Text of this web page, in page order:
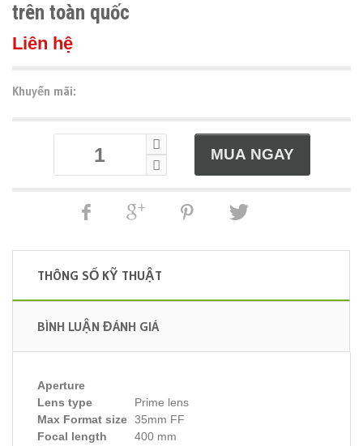
trên toàn quốc
Liên hệ
Khuyến mãi:
THÔNG SỐ KỸ THUẬT
BÌNH LUẬN ĐÁNH GIÁ
Lens type
Prime lens
Max Format size 35mm FF
Focal length
400 mm
Aperture